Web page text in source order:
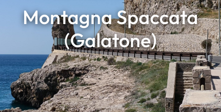
Montagna Spaccata
(Galatone)